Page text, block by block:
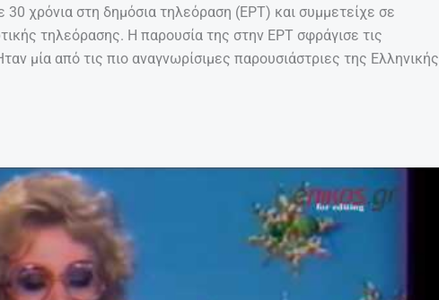
χρόνια στη δημόσια τηλεόραση (ΕΡΤ) και συμμετείχε σε
τηλεόρασης. Η παρουσία της στην ΕΡΤ σφράγισε τις
μία από τις πιο αναγνωρίσιμες παρουσιάστριες της Ελληνικής